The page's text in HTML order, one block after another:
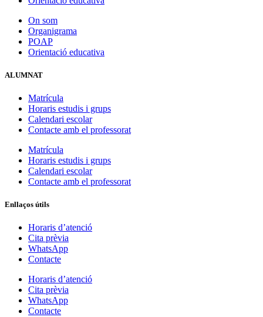
On som
Organigrama
POAP
Orientació educativa
ALUMNAT
Matrícula
Horaris estudis i grups
Calendari escolar
Contacte amb el professorat
Matrícula
Horaris estudis i grups
Calendari escolar
Contacte amb el professorat
Enllaços útils
Horaris d’atenció
Cita prèvia
WhatsApp
Contacte
Horaris d’atenció
Cita prèvia
WhatsApp
Contacte